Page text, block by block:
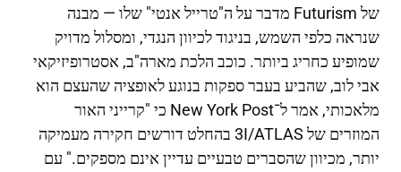
של Futurism מדבר על ה"טרייל אנטי" שלו — מבנה
שנראה כלפי השמש, בניגוד לכיוון הנגדי, ומסלול מדויק
שמופיע כחריג ביותר. כוכב הלכת מארה"ב, אסטרופיזיקאי
אבי לוב, שהביע בעבר ספקות בנוגע לאופציה שהעצם הוא
מלאכותי, אמר ל־New York Post כי "קרייני האור
המוזרים של 3I/ATLAS בהחלט דורשים חקירה מעמיקה
יותר, מכיוון שהסברים טבעיים עדיין אינם מספקים." עם